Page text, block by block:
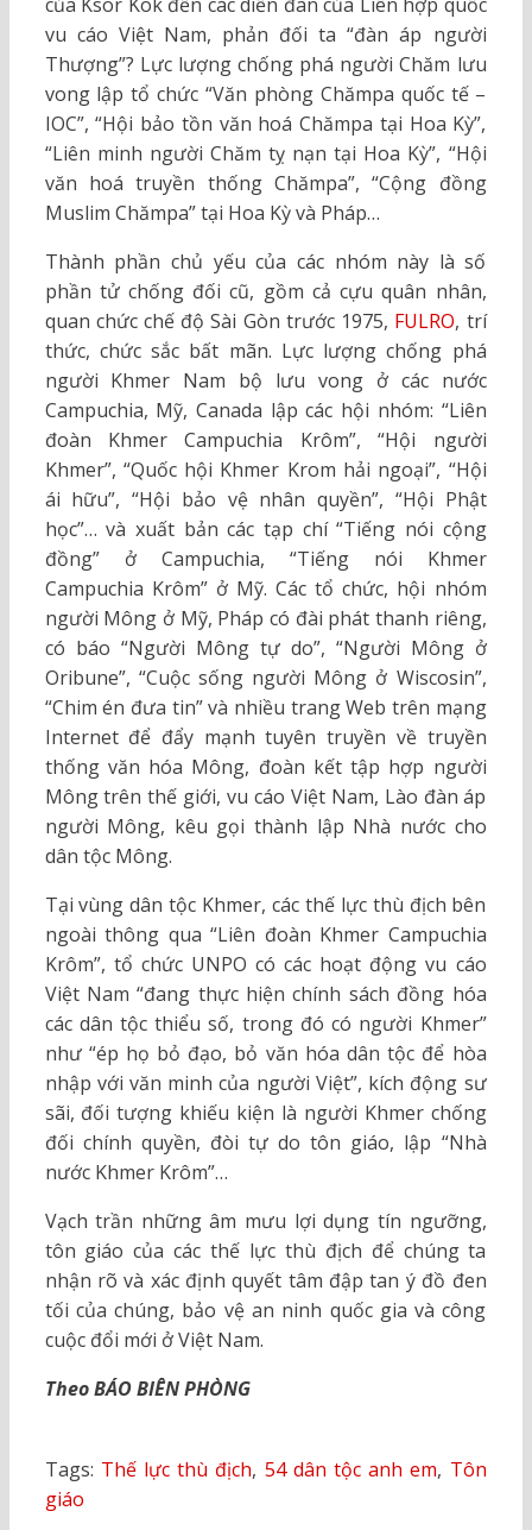
vu cáo Việt Nam, phản đối ta “đàn áp người
Thượng”? Lực lượng chống phá người Chăm lưu
vong lập tổ chức “Văn phòng Chămpa quốc tế –
IOC”, “Hội bảo tồn văn hoá Chămpa tại Hoa Kỳ”,
“Liên minh người Chăm tỵ nạn tại Hoa Kỳ”, “Hội
văn hoá truyền thống Chămpa”, “Cộng đồng
Muslim Chămpa” tại Hoa Kỳ và Pháp…
Thành phần chủ yếu của các nhóm này là số
phần tử chống đối cũ, gồm cả cựu quân nhân,
quan chức chế độ Sài Gòn trước 1975, FULRO, trí
thức, chức sắc bất mãn. Lực lượng chống phá
người Khmer Nam bộ lưu vong ở các nước
Campuchia, Mỹ, Canada lập các hội nhóm: “Liên
đoàn Khmer Campuchia Krôm”, “Hội người
Khmer”, “Quốc hội Khmer Krom hải ngoại”, “Hội
ái hữu”, “Hội bảo vệ nhân quyền”, “Hội Phật
học”… và xuất bản các tạp chí “Tiếng nói cộng
đồng” ở Campuchia, “Tiếng nói Khmer
Campuchia Krôm” ở Mỹ. Các tổ chức, hội nhóm
người Mông ở Mỹ, Pháp có đài phát thanh riêng,
có báo “Người Mông tự do”, “Người Mông ở
Oribune”, “Cuộc sống người Mông ở Wiscosin”,
“Chim én đưa tin” và nhiều trang Web trên mạng
Internet để đẩy mạnh tuyên truyền về truyền
thống văn hóa Mông, đoàn kết tập hợp người
Mông trên thế giới, vu cáo Việt Nam, Lào đàn áp
người Mông, kêu gọi thành lập Nhà nước cho
dân tộc Mông.
Tại vùng dân tộc Khmer, các thế lực thù địch bên
ngoài thông qua “Liên đoàn Khmer Campuchia
Krôm”, tổ chức UNPO có các hoạt động vu cáo
Việt Nam “đang thực hiện chính sách đồng hóa
các dân tộc thiểu số, trong đó có người Khmer”
như “ép họ bỏ đạo, bỏ văn hóa dân tộc để hòa
nhập với văn minh của người Việt”, kích động sư
sãi, đối tượng khiếu kiện là người Khmer chống
đối chính quyền, đòi tự do tôn giáo, lập “Nhà
nước Khmer Krôm”…
Vạch trần những âm mưu lợi dụng tín ngưỡng,
tôn giáo của các thế lực thù địch để chúng ta
nhận rõ và xác định quyết tâm đập tan ý đồ đen
tối của chúng, bảo vệ an ninh quốc gia và công
cuộc đổi mới ở Việt Nam.
Theo BÁO BIÊN PHÒNG
Tags: Thế lực thù địch, 54 dân tộc anh em, Tôn
giáo